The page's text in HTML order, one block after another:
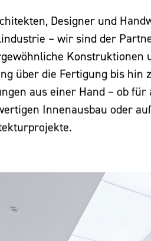
Designer und
– wir sind der
Konstruktionen
über die Fertigung bis hin
aus einer Hand – ob
Innenausbau oder